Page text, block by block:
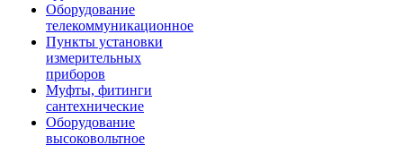
Оборудование
телекоммуникационное
Пункты установки
измерительных
приборов
Муфты, фитинги
сантехнические
Оборудование
высоковольтное